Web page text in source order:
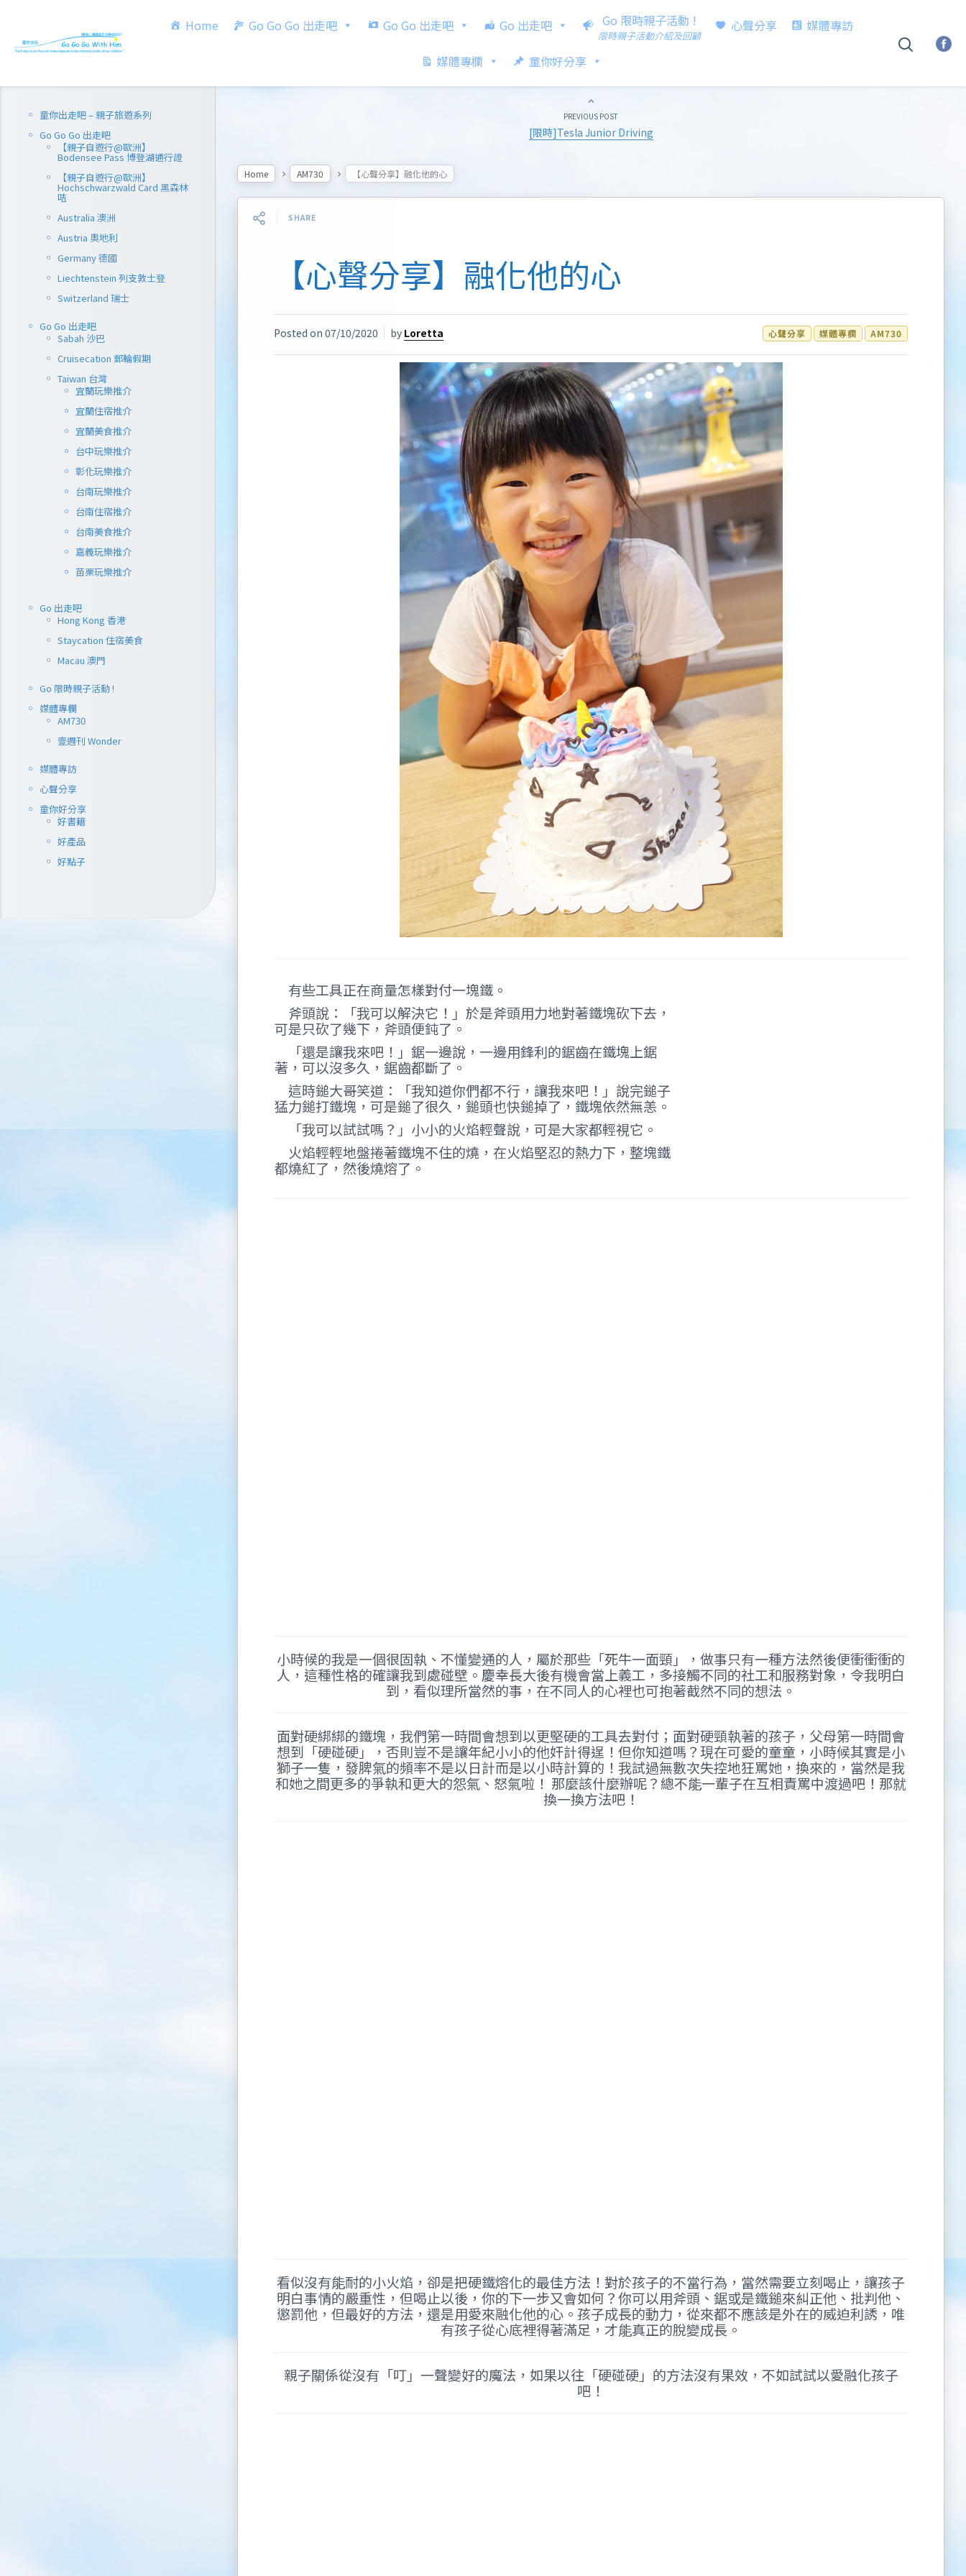
Home Go Go Go 出走吧 Go Go 出走吧 Go 出走吧 Go 限時親子活動 !
限時親子活動介紹及回顧
心聲分享 媒體專訪
媒體專欄 童你好分享
童你出走吧 – 親子旅遊系列
Go Go Go 出走吧
【親子自遊行@歐洲】
Bodensee Pass 博登湖通行證
【親子自遊行@歐洲】
Hochschwarzwald Card 黑森林
咭
Australia 澳洲
Austria 奧地利
Germany 德國
Liechtenstein 列支敦士登
Switzerland 瑞士
Go Go 出走吧
Sabah 沙巴
Cruisecation 郵輪假期
Taiwan 台灣
宜蘭玩樂推介
宜蘭住宿推介
宜蘭美食推介
台中玩樂推介
彰化玩樂推介
台南玩樂推介
台南住宿推介
台南美食推介
嘉義玩樂推介
苗栗玩樂推介
Go 出走吧
Hong Kong 香港
Staycation 住宿美食
Macau 澳門
Go 限時親子活動 !
媒體專欄
AM730
壹週刊 Wonder
媒體專訪
心聲分享
童你好分享
好書籍
好產品
好點子
PREVIOUS POST
[限時]Tesla Junior Driving
Home AM730 【心聲分享】融化他的心
SHARE
【心聲分享】融化他的心
Posted on 07/10/2020 by Loretta AM730
媒體專欄
心聲分享
有些工具正在商量怎樣對付一塊鐵。
斧頭說：「我可以解決它！」於是斧頭用力地對著鐵塊砍下去，
可是只砍了幾下，斧頭便鈍了。
「還是讓我來吧！」鋸一邊說，一邊用鋒利的鋸齒在鐵塊上鋸
著，可以沒多久，鋸齒都斷了。
這時鎚大哥笑道：「我知道你們都不行，讓我來吧！」說完鎚子
猛力鎚打鐵塊，可是鎚了很久，鎚頭也快鎚掉了，鐵塊依然無恙。
「我可以試試嗎？」小小的火焰輕聲說，可是大家都輕視它。
火焰輕輕地盤捲著鐵塊不住的燒，在火焰堅忍的熱力下，整塊鐵
都燒紅了，然後燒熔了。
小時候的我是一個很固執、不懂變通的人，屬於那些「死牛一面頸」，做事只有一種方法然後便衝衝衝的
人，這種性格的確讓我到處碰壁。慶幸長大後有機會當上義工，多接觸不同的社工和服務對象，令我明白
到，看似理所當然的事，在不同人的心裡也可抱著截然不同的想法。
面對硬綁綁的鐵塊，我們第一時間會想到以更堅硬的工具去對付；面對硬頸執著的孩子，父母第一時間會
想到「硬碰硬」，否則豈不是讓年紀小小的他奸計得逞！但你知道嗎？現在可愛的童童，小時候其實是小
獅子一隻，發脾氣的頻率不是以日計而是以小時計算的！我試過無數次失控地狂罵她，換來的，當然是我
和她之間更多的爭執和更大的怨氣、怒氣啦！ 那麼該什麼辦呢？總不能一輩子在互相責罵中渡過吧！那就
換一換方法吧！
看似沒有能耐的小火焰，卻是把硬鐵熔化的最佳方法！對於孩子的不當行為，當然需要立刻喝止，讓孩子
明白事情的嚴重性，但喝止以後，你的下一步又會如何？你可以用斧頭、鋸或是鐵鎚來糾正他、批判他、
懲罰他，但最好的方法，還是用愛來融化他的心。孩子成長的動力，從來都不應該是外在的威迫利誘，唯
有孩子從心底裡得著滿足，才能真正的脫變成長。
親子關係從沒有「叮」一聲變好的魔法，如果以往「硬碰硬」的方法沒有果效，不如試試以愛融化孩子
吧！